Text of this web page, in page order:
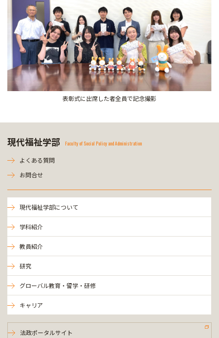
表彰式に出席した者全員で記念撮影
現代福祉学部 Faculty of Social Policy and Administration
よくある質問
お問合せ
現代福祉学部について
学科紹介
教員紹介
研究
グローバル教育・留学・研修
キャリア
法政ポータルサイト